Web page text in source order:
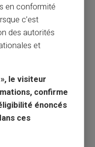
votre banque vous
vo...
en conformité
c’est
des autorités
et
le visiteur
confirme
énoncés
ces